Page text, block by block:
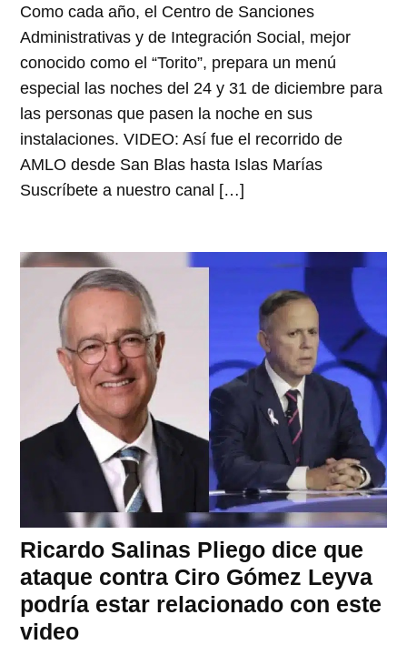
Como cada año, el Centro de Sanciones
Administrativas y de Integración Social, mejor
conocido como el “Torito”, prepara un menú
especial las noches del 24 y 31 de diciembre para
las personas que pasen la noche en sus
instalaciones. VIDEO: Así fue el recorrido de
AMLO desde San Blas hasta Islas Marías
Suscríbete a nuestro canal […]
Ricardo Salinas Pliego dice que
ataque contra Ciro Gómez Leyva
podría estar relacionado con este
video